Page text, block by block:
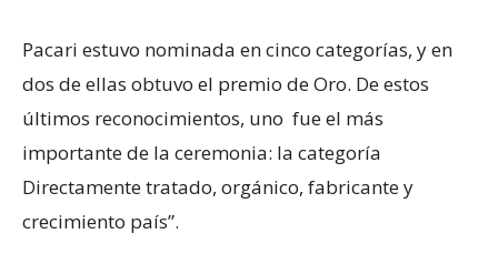
Pacari estuvo nominada en cinco categorías, y en
dos de ellas obtuvo el premio de Oro. De estos
últimos reconocimientos, uno fue el más
importante de la ceremonia: la categoría
Directamente tratado, orgánico, fabricante y
crecimiento país”.